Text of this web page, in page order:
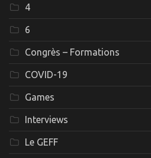
4
6
Congrès – Formations
COVID-19
Games
Interviews
Le GEFF